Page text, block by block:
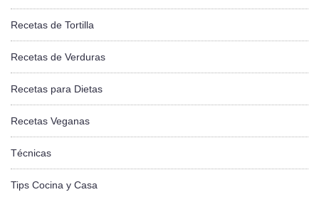
Recetas de Tortilla
Recetas de Verduras
Recetas para Dietas
Recetas Veganas
Técnicas
Tips Cocina y Casa